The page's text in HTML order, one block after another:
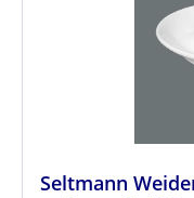
Seltmann